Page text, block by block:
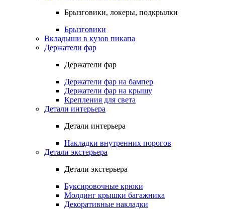
Брызговики, локеры, подкрылки
Брызговики
Вкладыши в кузов пикапа
Держатели фар
Держатели фар
Держатели фар на бампер
Держатели фар на крышу
Крепления для света
Детали интерьера
Детали интерьера
Накладки внутренних порогов
Детали экстерьера
Детали экстерьера
Буксировочные крюки
Молдинг крышки багажника
Декоративные накладки